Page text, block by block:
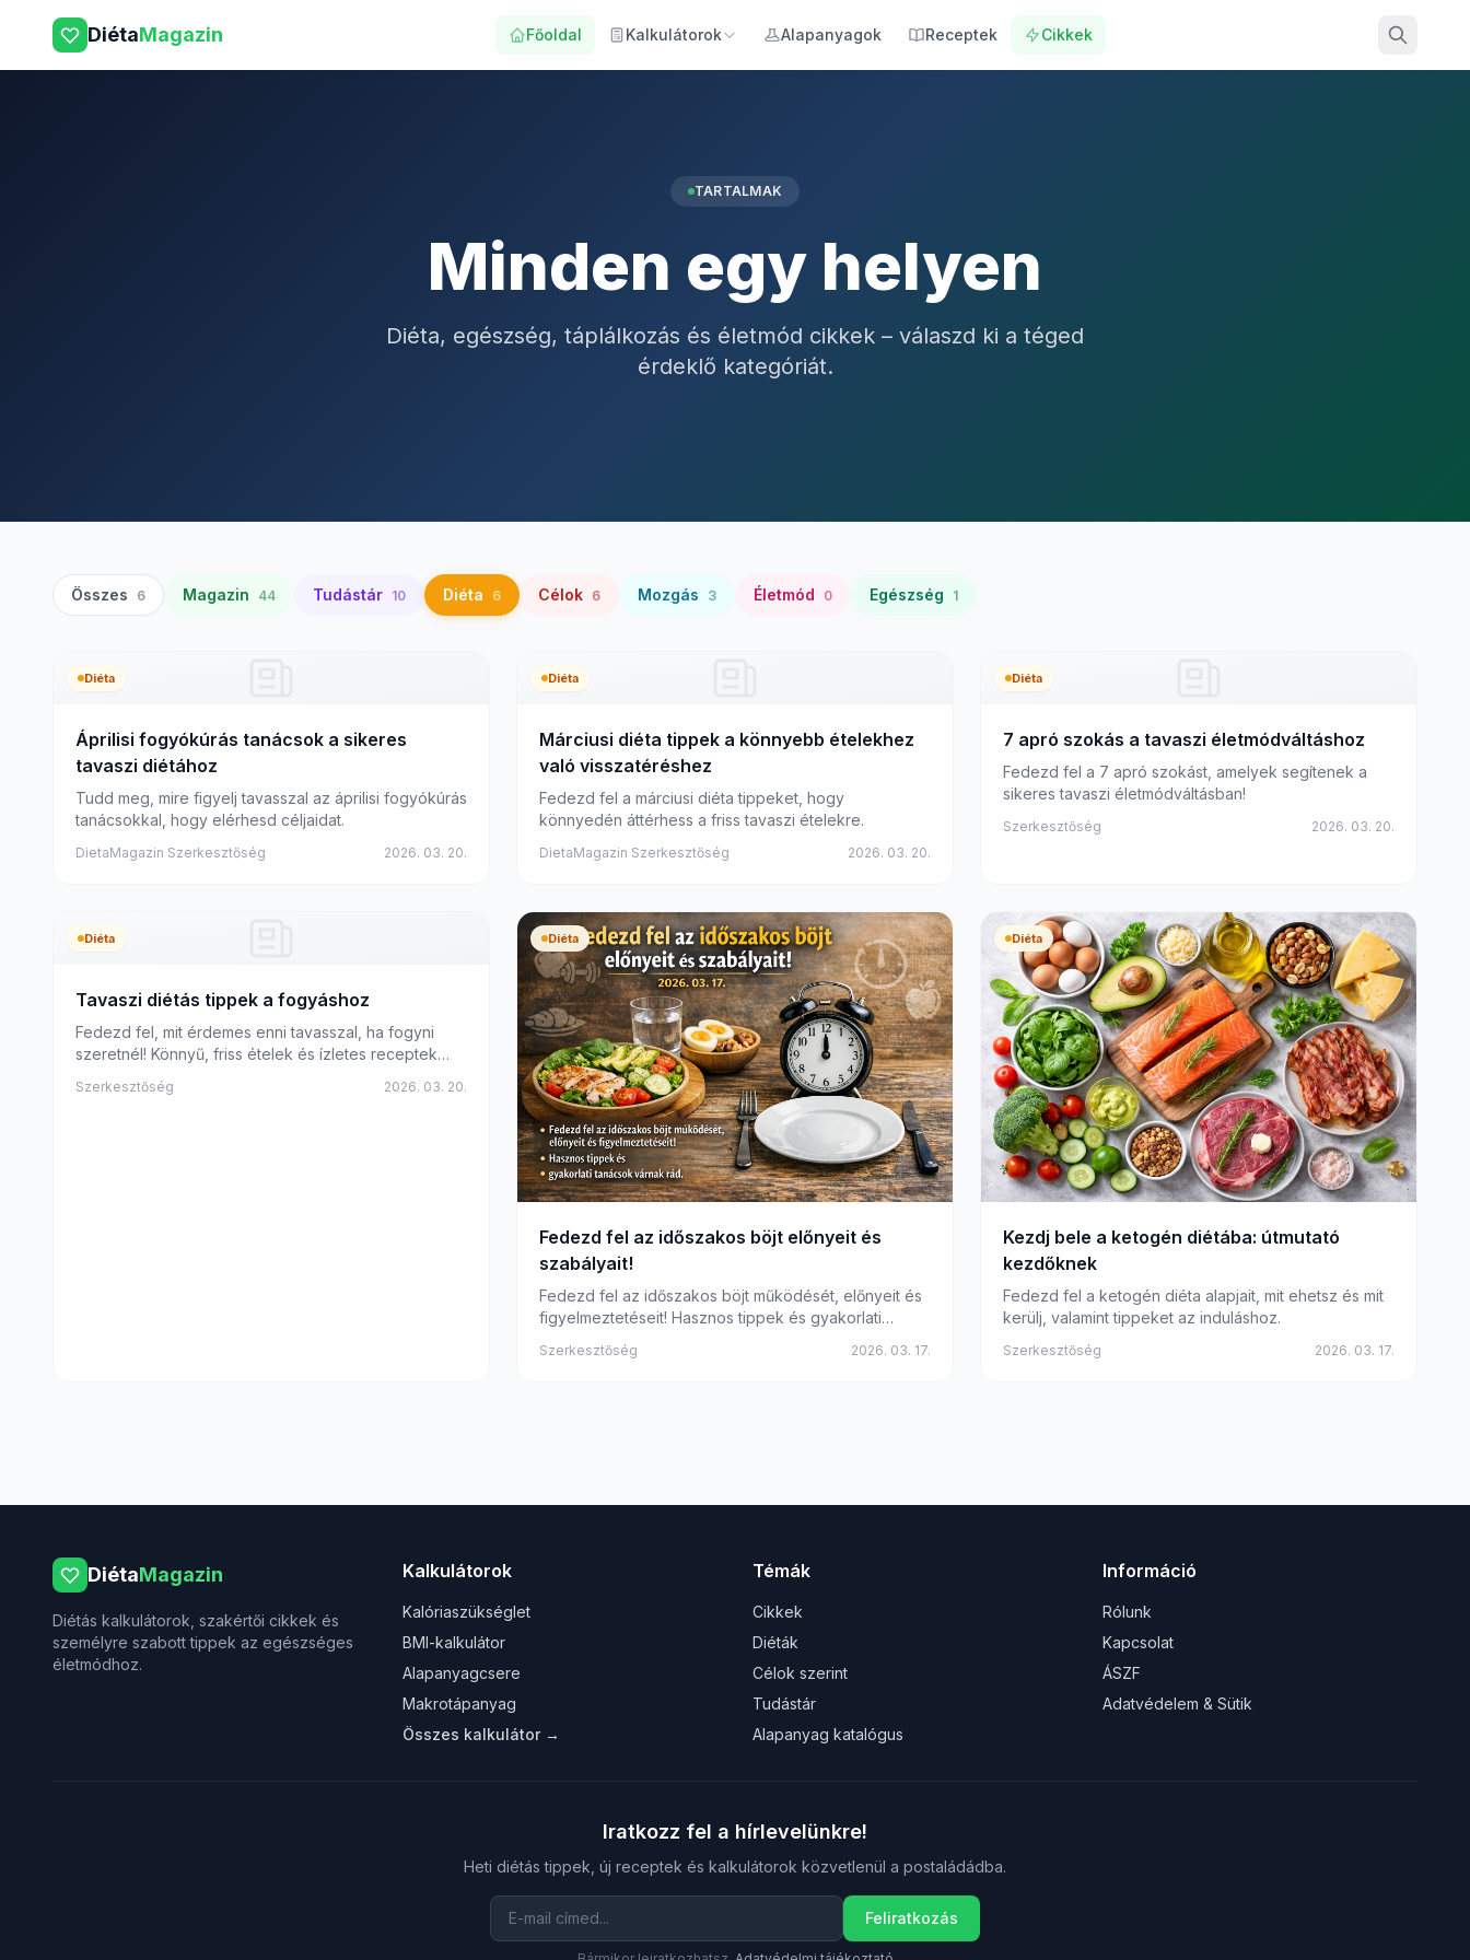
DiétaMagazin Főoldal Kalkulátorok Alapanyagok Receptek Cikkek
TARTALMAK
Minden egy helyen
Diéta, egészség, táplálkozás és életmód cikkek – válaszd ki a téged
érdeklő kategóriát.
Összes 6 Magazin 44 Tudástár 10 Diéta 6 Célok 6 Mozgás 3 Életmód 0 Egészség 1
Diéta
Áprilisi fogyókúrás tanácsok a sikeres
tavaszi diétához
Tudd meg, mire figyelj tavasszal az áprilisi fogyókúrás
tanácsokkal, hogy elérhesd céljaidat.
DietaMagazin Szerkesztőség 2026. 03. 20.
Diéta
Márciusi diéta tippek a könnyebb ételekhez
való visszatéréshez
Fedezd fel a márciusi diéta tippeket, hogy
könnyedén áttérhess a friss tavaszi ételekre.
DietaMagazin Szerkesztőség 2026. 03. 20.
Diéta
7 apró szokás a tavaszi életmódváltáshoz
Fedezd fel a 7 apró szokást, amelyek segítenek a
sikeres tavaszi életmódváltásban!
Szerkesztőség 2026. 03. 20.
Diéta
Tavaszi diétás tippek a fogyáshoz
Fedezd fel, mit érdemes enni tavasszal, ha fogyni
szeretnél! Könnyű, friss ételek és ízletes receptek
Szerkesztőség 2026. 03. 20.
Diéta
Fedezd fel az időszakos böjt előnyeit és
szabályait!
Fedezd fel az időszakos böjt működését, előnyeit és
figyelmeztetéseit! Hasznos tippek és gyakorlati
Szerkesztőség 2026. 03. 17.
Diéta
Kezdj bele a ketogén diétába: útmutató
kezdőknek
Fedezd fel a ketogén diéta alapjait, mit ehetsz és mit
kerülj, valamint tippeket az induláshoz.
Szerkesztőség 2026. 03. 17.
DiétaMagazin
Diétás kalkulátorok, szakértői cikkek és
személyre szabott tippek az egészséges
életmódhoz.
Kalkulátorok
Kalóriaszükséglet
BMI-kalkulátor
Alapanyagcsere
Makrotápanyag
Összes kalkulátor →
Témák
Cikkek
Diéták
Célok szerint
Tudástár
Alapanyag katalógus
Információ
Rólunk
Kapcsolat
ÁSZF
Adatvédelem & Sütik
Iratkozz fel a hírlevelünkre!
Heti diétás tippek, új receptek és kalkulátorok közvetlenül a postaládádba.
Feliratkozás